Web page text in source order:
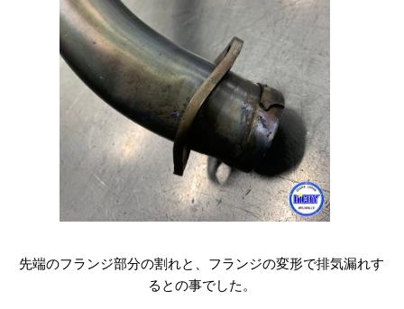
先端のフランジ部分の割れと、フランジの変形で排気漏れす
るとの事でした。